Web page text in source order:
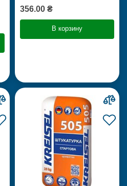
356.00 ₴
В корзину